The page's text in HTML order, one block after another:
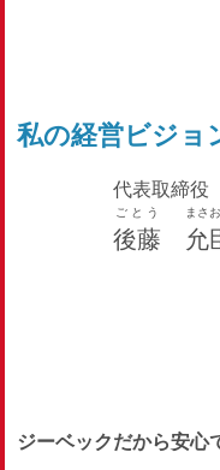
私の経営ビジョ
代表取締役
後藤
ごとう
允
まさ
ジーベックだから安心